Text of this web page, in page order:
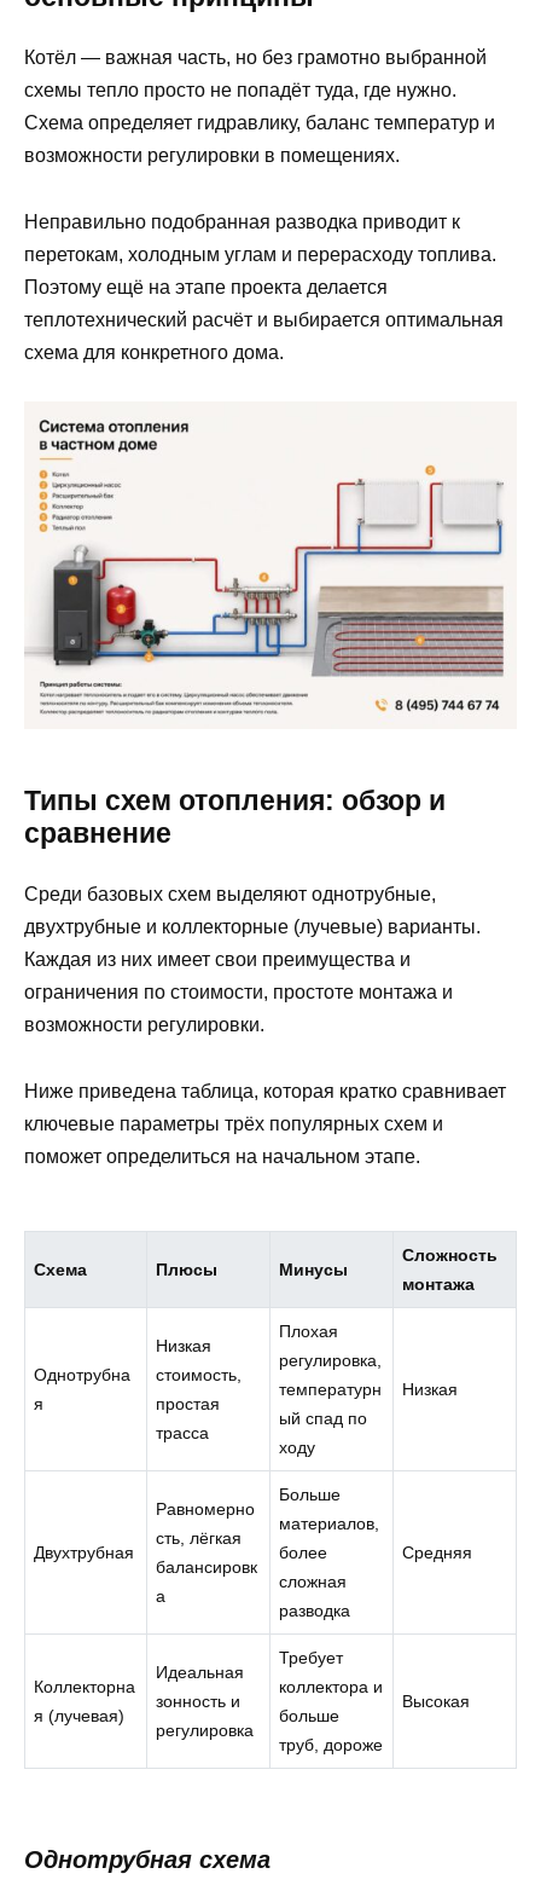
Котёл — важная часть, но без грамотно выбранной
схемы тепло просто не попадёт туда, где нужно.
Схема определяет гидравлику, баланс температур и
возможности регулировки в помещениях.
Неправильно подобранная разводка приводит к
перетокам, холодным углам и перерасходу топлива.
Поэтому ещё на этапе проекта делается
теплотехнический расчёт и выбирается оптимальная
схема для конкретного дома.
Типы схем отопления: обзор и
сравнение
Среди базовых схем выделяют однотрубные,
двухтрубные и коллекторные (лучевые) варианты.
Каждая из них имеет свои преимущества и
ограничения по стоимости, простоте монтажа и
возможности регулировки.
Ниже приведена таблица, которая кратко сравнивает
ключевые параметры трёх популярных схем и
поможет определиться на начальном этапе.
Схема Плюсы Минусы
Сложность
монтажа
Однотрубна
я
Низкая
стоимость,
простая
трасса
Плохая
регулировка,
температурн
ый спад по
ходу
Низкая
Двухтрубная
Равномерно
сть, лёгкая
балансировк
а
Больше
материалов,
более
сложная
разводка
Средняя
Коллекторна
я (лучевая)
Идеальная
зонность и
регулировка
Требует
коллектора и
больше
труб, дороже
Высокая
Однотрубная схема